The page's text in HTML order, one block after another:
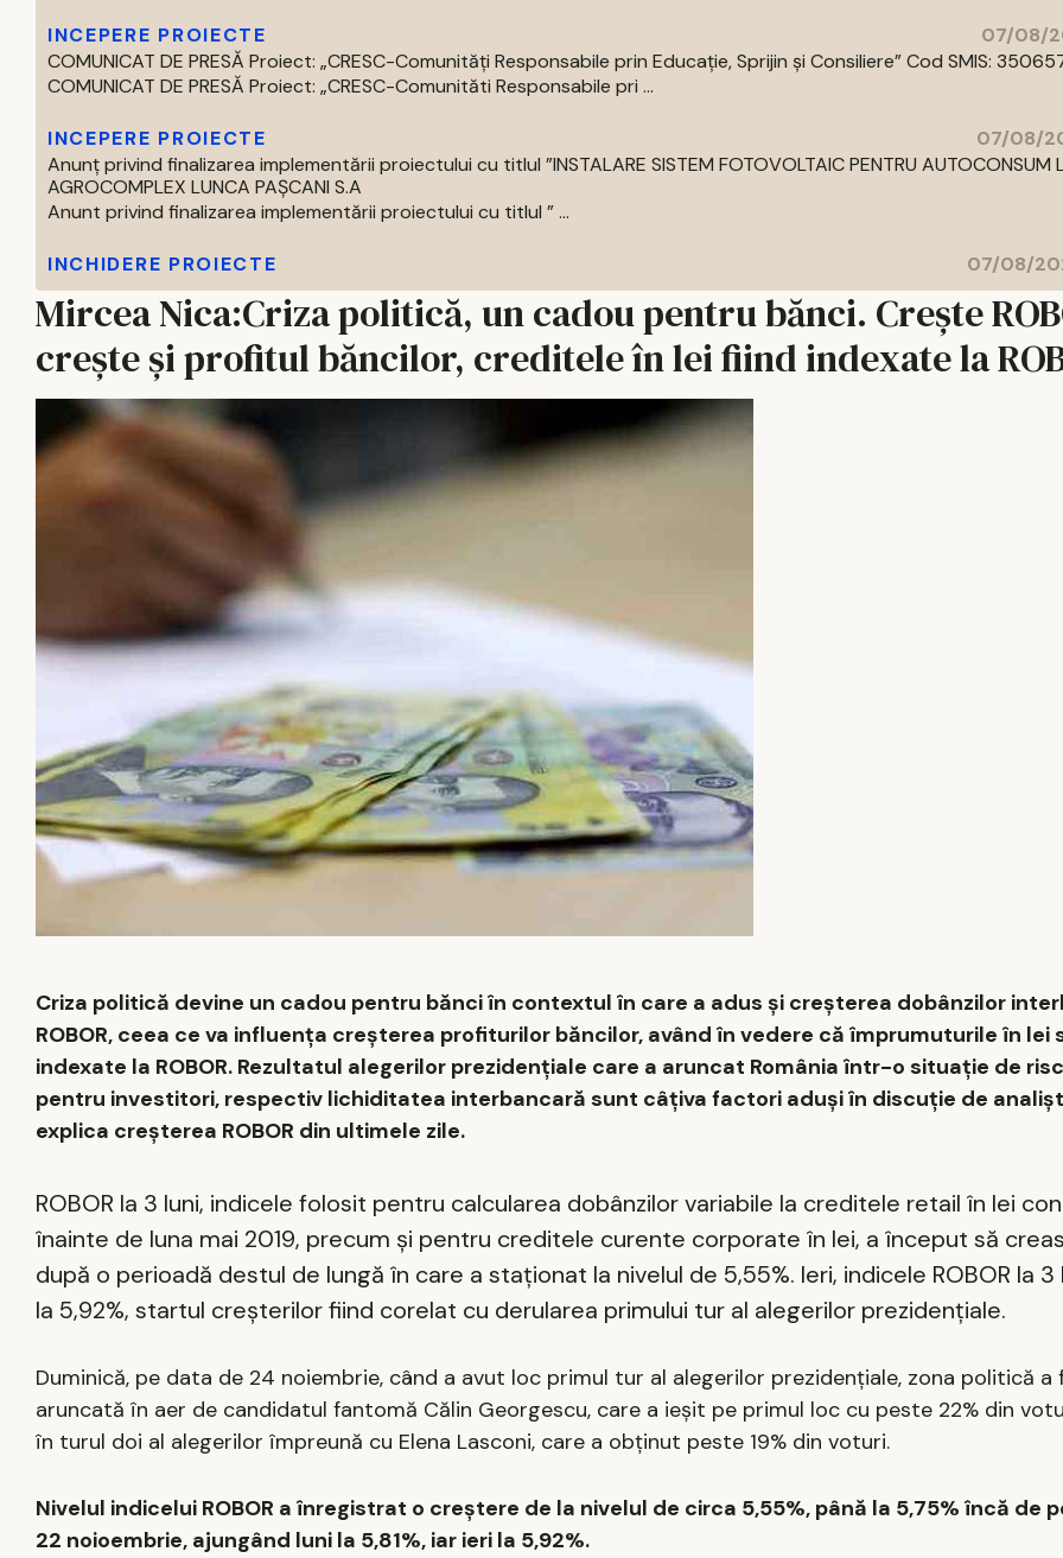
INCEPERE PROIECTE
07/08/
COMUNICAT DE PRESĂ Proiect: „CRESC-Comunități Responsabile prin Educație, Sprijin și Consiliere” Cod SMIS:
COMUNICAT DE PRESĂ Proiect: „CRESC-Comunităti Responsabile pri ...
INCEPERE PROIECTE
07/08/
Anunț privind finalizarea implementării proiectului cu titlul ”INSTALARE SISTEM FOTOVOLTAIC PENTRU AUTOCONSUM
AGROCOMPLEX LUNCA PAȘCANI S.A
Anunt privind finalizarea implementării proiectului cu titlul ” ...
INCHIDERE PROIECTE 07/08/
Mircea Nica:Criza politică, un cadou pentru bănci. Creşte
creşte şi profitul băncilor, creditele în lei fiind indexate la
Criza politică devine un cadou pentru bănci în contextul în care a adus şi creşterea dobânzilor
ROBOR, ceea ce va influenţa creşterea profiturilor băncilor, având în vedere că împrumuturile în lei
indexate la ROBOR. Rezultatul alegerilor prezidenţiale care a aruncat România într-o situaţie de
pentru investitori, respectiv lichiditatea interbancară sunt câţiva factori aduşi în discuţie de
explica creşterea ROBOR din ultimele zile.
ROBOR la 3 luni, indicele folosit pentru calcularea dobânzilor variabile la creditele retail în lei
înainte de luna mai 2019, precum şi pentru creditele curente corporate în lei, a început să
după o perioadă destul de lungă în care a staţionat la nivelul de 5,55%. Ieri, indicele ROBOR la 3
la 5,92%, startul creşterilor fiind corelat cu derularea primului tur al alegerilor prezidenţiale.
Duminică, pe data de 24 noiembrie, când a avut loc primul tur al alegerilor prezidenţiale, zona politică a
aruncată în aer de candidatul fantomă Călin Georgescu, care a ieşit pe primul loc cu peste 22% din
în turul doi al alegerilor împreună cu Elena Lasconi, care a obţinut peste 19% din voturi.
Nivelul indicelui ROBOR a înregistrat o creştere de la nivelul de circa 5,55%, până la 5,75% încă de
22 noioembrie, ajungând luni la 5,81%, iar ieri la 5,92%.